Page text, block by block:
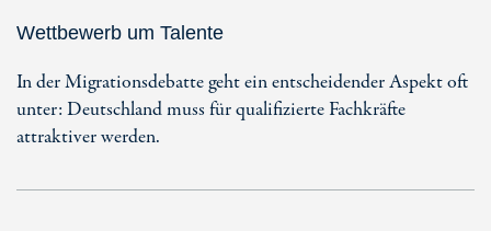
Wettbewerb um Talente
In der Migrationsdebatte geht ein entscheidender Aspekt oft
unter: Deutschland muss für qualifizierte Fachkräfte
attraktiver werden.